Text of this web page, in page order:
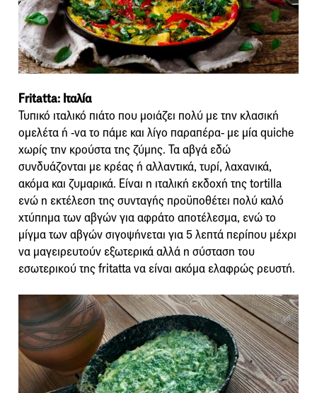
Fritatta: Ιταλία
Τυπικό ιταλικό πιάτο που μοιάζει πολύ με την κλασική
ομελέτα ή -να το πάμε και λίγο παραπέρα- με μία quiche
χωρίς την κρούστα της ζύμης. Τα αβγά εδώ
συνδυάζονται με κρέας ή αλλαντικά, τυρί, λαχανικά,
ακόμα και ζυμαρικά. Είναι η ιταλική εκδοχή της tortilla
ενώ η εκτέλεση της συνταγής προϋποθέτει πολύ καλό
χτύπημα των αβγών για αφράτο αποτέλεσμα, ενώ το
μίγμα των αβγών σιγοψήνεται για 5 λεπτά περίπου μέχρι
να μαγειρευτούν εξωτερικά αλλά η σύσταση του
εσωτερικού της fritatta να είναι ακόμα ελαφρώς ρευστή.